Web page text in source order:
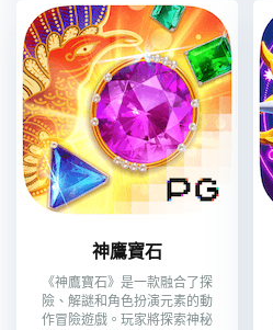
神鷹寶石
《神鷹寶石》是一款融合了探
險、解謎和角色扮演元素的動
作冒險遊戲。玩家將探索神秘